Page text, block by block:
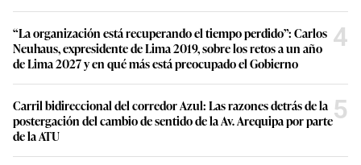
“La organización está recuperando el tiempo perdido”: Carlos
Neuhaus, expresidente de Lima 2019, sobre los retos a un año
de Lima 2027 y en qué más está preocupado el Gobierno
4
Carril bidireccional del corredor Azul: Las razones detrás de la
postergación del cambio de sentido de la Av. Arequipa por parte
de la ATU
5